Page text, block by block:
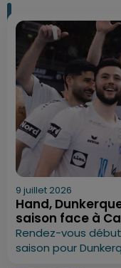
9 juillet 2026
Hand,
saison face à
Rendez-vous
saison pour